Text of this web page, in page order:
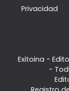
Privacidad
Exitoina -
-